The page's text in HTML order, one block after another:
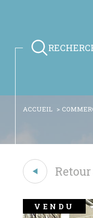
ACCUEIL
VENDU